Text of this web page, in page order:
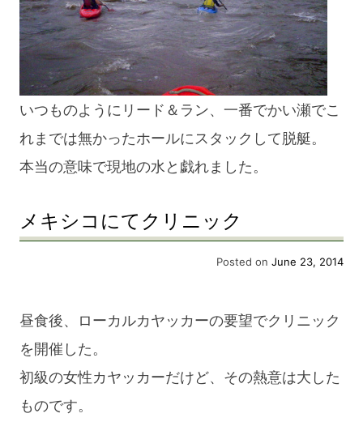
いつものようにリード＆ラン、一番でかい瀬でこ
れまでは無かったホールにスタックして脱艇。
本当の意味で現地の水と戯れました。
メキシコにてクリニック
Posted on June 23, 2014
昼食後、ローカルカヤッカーの要望でクリニック
を開催した。
初級の女性カヤッカーだけど、その熱意は大した
ものです。